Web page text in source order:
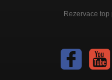
Rezervace